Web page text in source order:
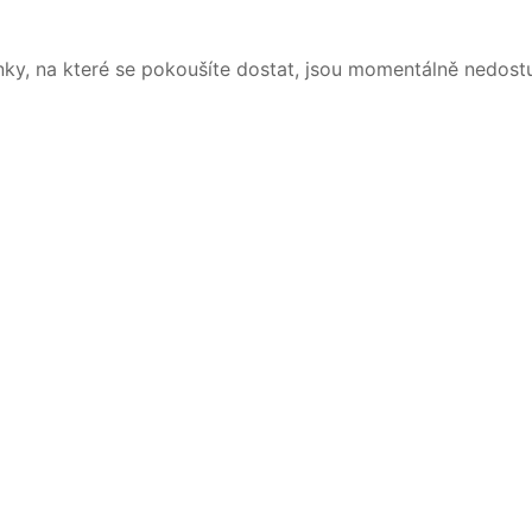
na které se pokoušíte dostat, jsou momentálně